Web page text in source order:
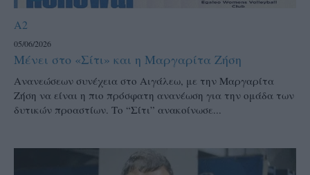
A2
05/06/2026
Μένει στο «Σίτι» και η Μαργαρίτα Ζήση
Ανανεώσεων συνέχεια στο Αιγάλεω, με την Μαργαρίτα
Ζήση να είναι η πιο πρόσφατη ανανέωση για την ομάδα των
δυτικών προαστίων. Το “Σίτι” ανακοίνωσε...